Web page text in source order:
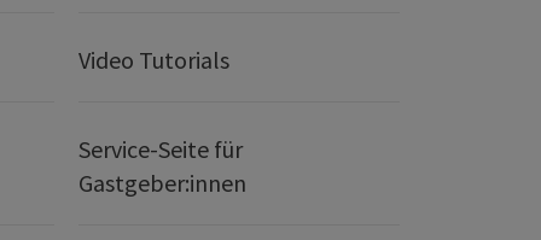
Video Tutorials
Service-Seite für
Gastgeber:innen